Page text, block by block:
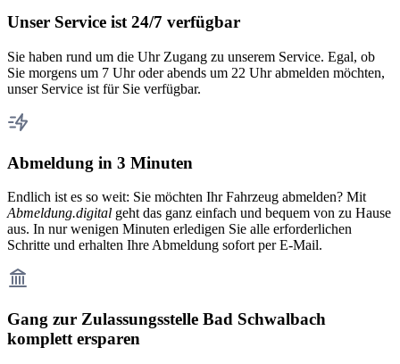
Unser Service ist 24/7 verfügbar
Sie haben rund um die Uhr Zugang zu unserem Service. Egal, ob
Sie morgens um 7 Uhr oder abends um 22 Uhr abmelden möchten,
unser Service ist für Sie verfügbar.
Abmeldung in 3 Minuten
Endlich ist es so weit: Sie möchten Ihr Fahrzeug abmelden? Mit
Abmeldung.digital geht das ganz einfach und bequem von zu Hause
aus. In nur wenigen Minuten erledigen Sie alle erforderlichen
Schritte und erhalten Ihre Abmeldung sofort per E-Mail.
Gang zur Zulassungsstelle Bad Schwalbach
komplett ersparen